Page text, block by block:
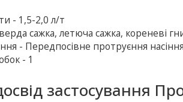
- 1,5-2,0 л/т
сажка, летюча сажка, кореневі
- Передпосівне протруєння
- 1
застосування